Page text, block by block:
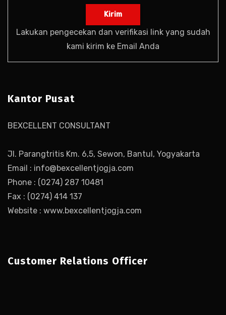
Lakukan pengecekan dan verifikasi link yang sudah
kami kirim ke Email Anda
Kantor Pusat
BEXCELLENT CONSULTANT
Jl. Parangtritis Km. 6,5, Sewon, Bantul, Yogyakarta
Email : info@bexcellentjogja.com
Phone : (0274) 287 10481
Fax : (0274) 414 137
Website : www.bexcellentjogja.com
Customer Relations Officer